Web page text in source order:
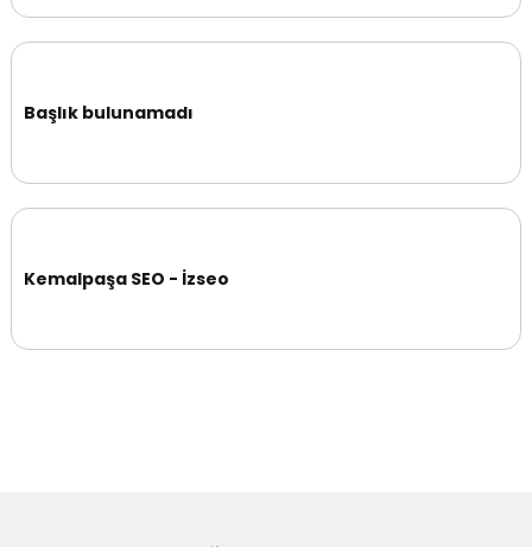
Başlık bulunamadı
Kemalpaşa SEO - İzseo